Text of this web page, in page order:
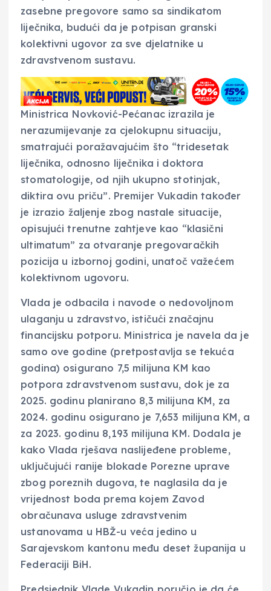
zasebne pregovore samo sa sindikatom
liječnika, budući da je potpisan granski
kolektivni ugovor za sve djelatnike u
zdravstvenom sustavu.
Ministrica Novković-Pećanac izrazila je
nerazumijevanje za cjelokupnu situaciju,
smatrajući poražavajućim što “tridesetak
liječnika, odnosno liječnika i doktora
stomatologije, od njih ukupno stotinjak,
diktira ovu priču”. Premijer Vukadin također
je izrazio žaljenje zbog nastale situacije,
opisujući trenutne zahtjeve kao “klasični
ultimatum” za otvaranje pregovaračkih
pozicija u izbornoj godini, unatoč važećem
kolektivnom ugovoru.
Vlada je odbacila i navode o nedovoljnom
ulaganju u zdravstvo, ističući značajnu
financijsku potporu. Ministrica je navela da je
samo ove godine (pretpostavlja se tekuća
godina) osigurano 7,5 milijuna KM kao
potpora zdravstvenom sustavu, dok je za
2025. godinu planirano 8,3 milijuna KM, za
2024. godinu osigurano je 7,653 milijuna KM, a
za 2023. godinu 8,193 milijuna KM. Dodala je
kako Vlada rješava naslijeđene probleme,
uključujući ranije blokade Porezne uprave
zbog poreznih dugova, te naglasila da je
vrijednost boda prema kojem Zavod
obračunava usluge zdravstvenim
ustanovama u HBŽ-u veća jedino u
Sarajevskom kantonu među deset županija u
Federaciji BiH.